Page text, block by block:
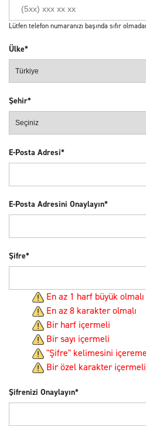
Lütfen telefon numaranızı başında sıfır
Ülke*
Şehir*
E-Posta Adresi*
E-Posta Adresini Onaylayın*
Şifre*
En az 1 harf büyük olmalı
En az 8 karakter olmalı
Bir harf içermeli
Bir sayı içermeli
"Şifre" kelimesini
Bir özel karakter
Şifrenizi Onaylayın*